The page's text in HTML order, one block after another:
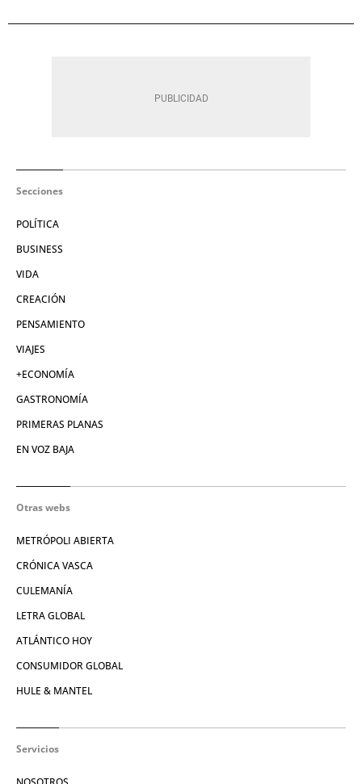
Secciones
POLÍTICA
BUSINESS
VIDA
CREACIÓN
PENSAMIENTO
VIAJES
+ECONOMÍA
GASTRONOMÍA
PRIMERAS PLANAS
EN VOZ BAJA
Otras webs
METRÓPOLI ABIERTA
CRÓNICA VASCA
CULEMANÍA
LETRA GLOBAL
ATLÁNTICO HOY
CONSUMIDOR GLOBAL
HULE & MANTEL
Servicios